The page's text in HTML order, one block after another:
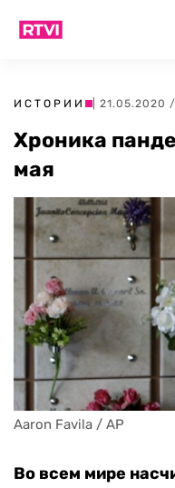
ИСТОРИИ | 21.05.2020
Хроника
мая
Aaron Favila / AP
Во всем мире